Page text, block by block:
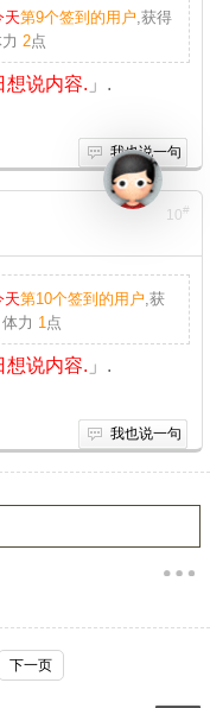
天第9个签到的用户,获得
2点
想说内容. 」.
我也说一句
10#
天第10个签到的用户,获
体力 1点
想说内容. 」.
我也说一句
下一页